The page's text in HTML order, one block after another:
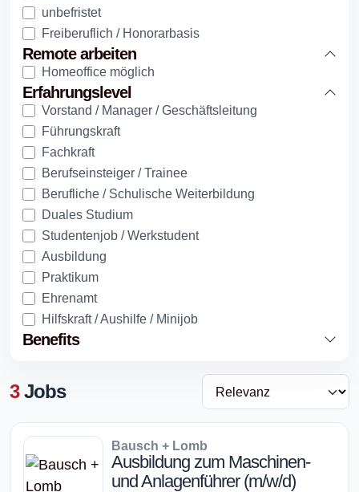
unbefristet
Freiberuflich / Honorarbasis
Remote arbeiten
Homeoffice möglich
Erfahrungslevel
Vorstand / Manager / Geschäftsleitung
Führungskraft
Fachkraft
Berufseinsteiger / Trainee
Berufliche / Schulische Weiterbildung
Duales Studium
Studentenjob / Werkstudent
Ausbildung
Praktikum
Ehrenamt
Hilfskraft / Aushilfe / Minijob
Benefits
3Jobs
Bausch + Lomb
Ausbildung zum Maschinen-
und Anlagenführer (m/w/d)